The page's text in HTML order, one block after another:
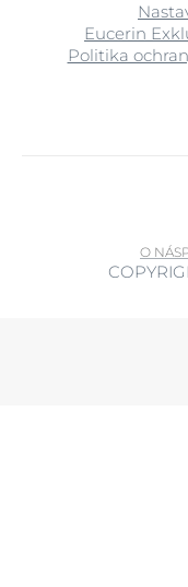
Eucerin
Politika
O NÁS